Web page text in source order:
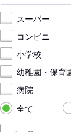
スーパー
コンビニ
小学校
幼稚園・保育
病院
全て